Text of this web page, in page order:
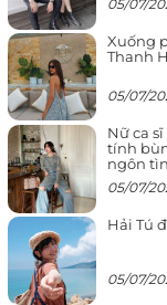
05/07/
Xuống
Thanh
05/07/
Nữ ca
tính
ngôn
05/07/
Hải Tú
05/07/